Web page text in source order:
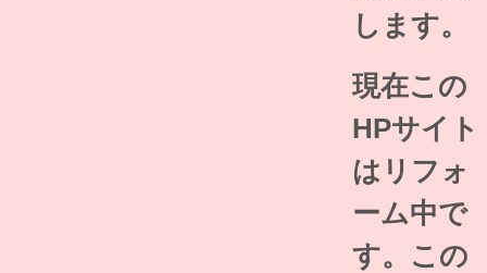
します。
現在この
HPサイト
はリフォ
ーム中で
す。この